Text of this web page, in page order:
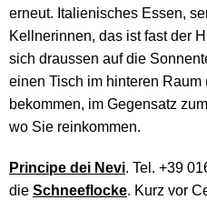
erneut. Italienisches Essen,
Kellnerinnen, das ist fast der
sich draussen auf die
einen Tisch im hinteren Raum
bekommen, im Gegensatz
wo Sie reinkommen.
Principe dei Nevi. Tel. +39
die Schneeflocke. Kurz vor